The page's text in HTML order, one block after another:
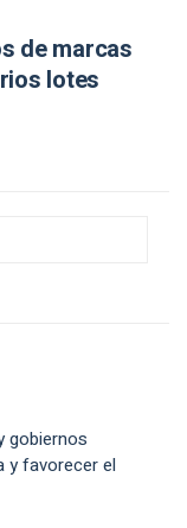
de marcas
lotes
gobiernos
y favorecer el